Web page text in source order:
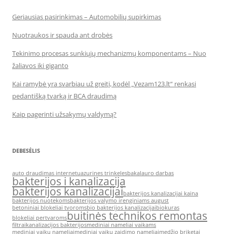
Geriausias pasirinkimas – Automobilių supirkimas
Nuotraukos ir spauda ant drobės
Tekinimo procesas sunkiųjų mechanizmų komponentams – Nuo
žaliavos iki giganto
Kai ramybė yra svarbiau už greitį, kodėl „Vezam123.lt“ renkasi
pedantišką tvarką ir BCA draudimą
Kaip pagerinti užsakymų valdymą?
DEBESĖLIS
auto draudimas internetuazurines trinkelesbakalauro darbas
bakterijos i kanalizacija
bakterijos kanalizacijaibakterijos kanalizacijai kaina
bakterijos nuotekomsbakterijos valymo irenginiams august
betoniniai blokeliai tvoromsbio bakterijos kanalizacijaibiokuras
blokeliai pertvaromsbuitinės technikos remontas
filtraikanalizacijos bakterijosmediniai nameliai vaikams
mediniai vaiku nameliaimediniai vaiku zaidimo nameliaimedžio briketai